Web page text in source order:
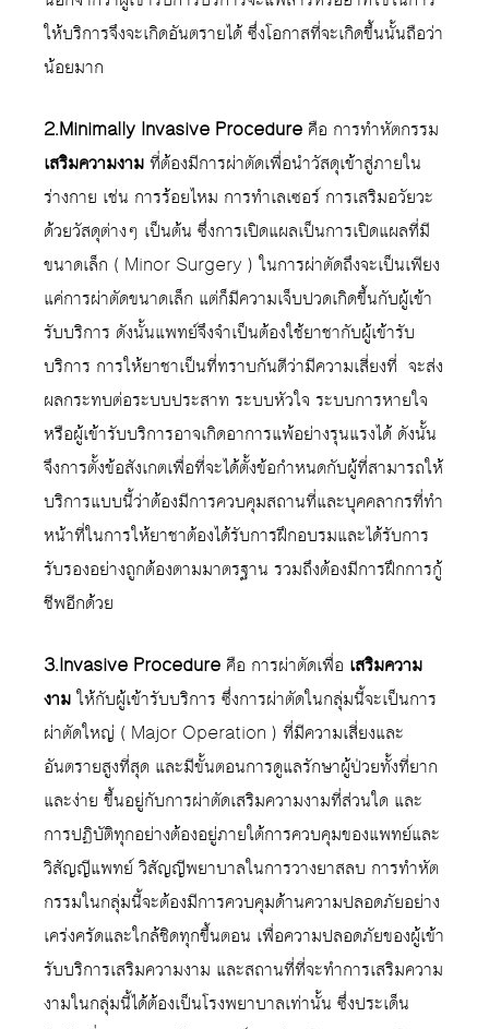
ให้บริการจึงจะเกิดอันตรายได้ ซึ่งโอกาสที่จะเกิดขึ้นนั้นถือว่า
น้อยมาก
2.Minimally Invasive Procedure คือ การทำหัตกรรม
เสริมความงามที่ต้องมีการผ่าตัดเพื่อนำวัสดุเข้าสู่ภายใน
ร่างกาย เช่น การร้อยไหม การทำเลเซอร์ การเสริมอวัยวะ
ด้วยวัสดุต่างๆ เป็นต้น ซึ่งการเปิดแผลเป็นการเปิดแผลที่มี
ขนาดเล็ก ( Minor Surgery ) ในการผ่าตัดถึงจะเป็นเพียง
แค่การผ่าตัดขนาดเล็ก แต่ก็มีความเจ็บปวดเกิดขึ้นกับผู้เข้า
รับบริการ ดังนั้นแพทย์จึงจำเป็นต้องใช้ยาชากับผู้เข้ารับ
บริการ การให้ยาชาเป็นที่ทราบกันดีว่ามีความเสี่ยงที่ จะส่ง
ผลกระทบต่อระบบประสาท ระบบหัวใจ ระบบการหายใจ
หรือผู้เข้ารับบริการอาจเกิดอาการแพ้อย่างรุนแรงได้ ดังนั้น
จึงการตั้งข้อสังเกตเพื่อที่จะได้ตั้งข้อกำหนดกับผู้ที่สามารถให้
บริการแบบนี้ว่าต้องมีการควบคุมสถานที่และบุคคลากรที่ทำ
หน้าที่ในการให้ยาชาต้องได้รับการฝึกอบรมและได้รับการ
รับรองอย่างถูกต้องตามมาตรฐาน รวมถึงต้องมีการฝึกการกู้
ชีพอีกด้วย
3.Invasive Procedure คือ การผ่าตัดเพื่อ เสริมความ
งามให้กับผู้เข้ารับบริการ ซึ่งการผ่าตัดในกลุ่มนี้จะเป็นการ
ผ่าตัดใหญ่ ( Major Operation ) ที่มีความเสี่ยงและ
อันตรายสูงที่สุด และมีขั้นตอนการดูแลรักษาผู้ป่วยทั้งที่ยาก
และง่าย ขึ้นอยู่กับการผ่าตัดเสริมความงามที่ส่วนใด และ
การปฏิบัติทุกอย่างต้องอยู่ภายใต้การควบคุมของแพทย์และ
วิสัญญีแพทย์ วิสัญญีพยาบาลในการวางยาสลบ การทำหัต
กรรมในกลุ่มนี้จะต้องมีการควบคุมด้านความปลอดภัยอย่าง
เคร่งครัดและใกล้ชิดทุกขึ้นตอน เพื่อความปลอดภัยของผู้เข้า
รับบริการเสริมความงาม และสถานที่ที่จะทำการเสริมความ
งามในกลุ่มนี้ได้ต้องเป็นโรงพยาบาลเท่านั้น ซึ่งประเด็น